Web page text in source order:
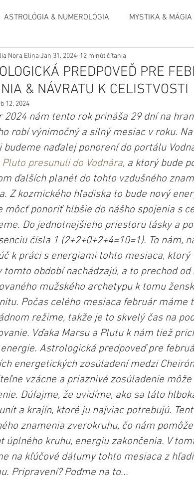
ASTROLÓGIA & NUMEROLÓGIA MYSTIKA & MÁGIA
PREDPOVEĎ PRE
& NÁVRATU K CELISTVOSTI
Nora Elina Jan 31, 2024 12 minút čítania
12, 2024
2024 nám tento rok prináša 29 dní na
robí výnimočný a silný mesiac v roku.
budeme naďalej ponorení do portálu
presunuli do Vodnára, a ktorý bude
ďalších planét do tohto vzdušného
Z kozmického hľadiska to bude nový
môcť ponoriť hlbšie do nášho spojenia s
Do jednotnejšieho priestoru lásky a
čísla 1 (2+2+0+2+4=10=1). To nám,
k práci s energiami tohto mesiaca, ktorý
tomto období nachádzajú, a to prechod od
mužského archetypu k tomu
Počas celého mesiaca február
režime, takže je to skvelý čas na
Vďaka Marsu a Plutu k nám tiež
Astrologická predpoveď pre
energetických zosúladení medzi
vzácne a priaznivé zosúladenie
Dúfajme, že uvidíme, ako sa táto
a krajín, ktoré ju najviac potrebujú.
znamenia zverokruhu, čo nám
úplného kruhu, energiu zakončenia. V
na kľúčové dátumy tohto mesiaca z
Pripravení? Poďme na to...